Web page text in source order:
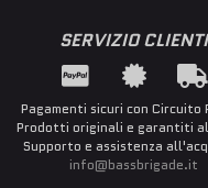
SERVIZIO CLIENTI
Pagamenti sicuri con Circuito
Prodotti originali e garantiti
Supporto e assistenza
info@bassbrigade.it